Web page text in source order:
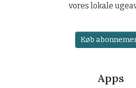
vores lokale
Køb
Apps